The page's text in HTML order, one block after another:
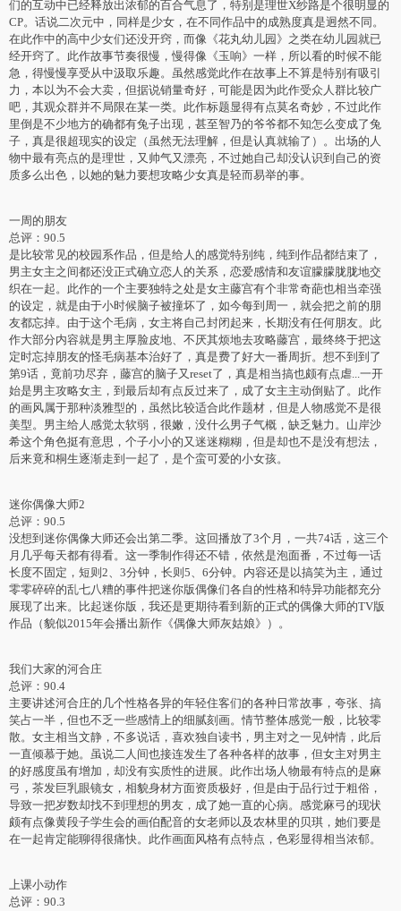
们的互动中已经释放出浓郁的百合气息了，特别是理世X纱路是个很明显的
CP。话说二次元中，同样是少女，在不同作品中的成熟度真是迥然不同。
在此作中的高中少女们还没开窍，而像《花丸幼儿园》之类在幼儿园就已
经开窍了。此作故事节奏很慢，慢得像《玉响》一样，所以看的时候不能
急，得慢慢享受从中汲取乐趣。虽然感觉此作在故事上不算是特别有吸引
力，本以为不会大卖，但据说销量奇好，可能是因为此作受众人群比较广
吧，其观众群并不局限在某一类。此作标题显得有点莫名奇妙，不过此作
里倒是不少地方的确都有兔子出现，甚至智乃的爷爷都不知怎么变成了兔
子，真是很超现实的设定（虽然无法理解，但是认真就输了）。出场的人
物中最有亮点的是理世，又帅气又漂亮，不过她自己却没认识到自己的资
质多么出色，以她的魅力要想攻略少女真是轻而易举的事。
一周的朋友
总评：90.5
是比较常见的校园系作品，但是给人的感觉特别纯，纯到作品都结束了，
男主女主之间都还没正式确立恋人的关系，恋爱感情和友谊朦朦胧胧地交
织在一起。此作的一个主要独特之处是女主藤宫有个非常奇葩也相当牵强
的设定，就是由于小时候脑子被撞坏了，如今每到周一，就会把之前的朋
友都忘掉。由于这个毛病，女主将自己封闭起来，长期没有任何朋友。此
作大部分内容就是男主厚脸皮地、不厌其烦地去攻略藤宫，最终终于把这
定时忘掉朋友的怪毛病基本治好了，真是费了好大一番周折。想不到到了
第9话，竟前功尽弃，藤宫的脑子又reset了，真是相当搞也颇有点虐...一开
始是男主攻略女主，到最后却有点反过来了，成了女主主动倒贴了。此作
的画风属于那种淡雅型的，虽然比较适合此作题材，但是人物感觉不是很
美型。男主给人感觉太软弱，很嫩，没什么男子气概，缺乏魅力。山岸沙
希这个角色挺有意思，个子小小的又迷迷糊糊，但是却也不是没有想法，
后来竟和桐生逐渐走到一起了，是个蛮可爱的小女孩。
迷你偶像大师2
总评：90.5
没想到迷你偶像大师还会出第二季。这回播放了3个月，一共74话，这三个
月几乎每天都有得看。这一季制作得还不错，依然是泡面番，不过每一话
长度不固定，短则2、3分钟，长则5、6分钟。内容还是以搞笑为主，通过
零零碎碎的乱七八糟的事件把迷你版偶像们各自的性格和特异功能都充分
展现了出来。比起迷你版，我还是更期待看到新的正式的偶像大师的TV版
作品（貌似2015年会播出新作《偶像大师灰姑娘》）。
我们大家的河合庄
总评：90.4
主要讲述河合庄的几个性格各异的年轻住客们的各种日常故事，夸张、搞
笑占一半，但也不乏一些感情上的细腻刻画。情节整体感觉一般，比较零
散。女主相当文静，不多说话，喜欢独自读书，男主对之一见钟情，此后
一直倾慕于她。虽说二人间也接连发生了各种各样的故事，但女主对男主
的好感度虽有增加，却没有实质性的进展。此作出场人物最有特点的是麻
弓，茶发巨乳眼镜女，相貌身材方面资质极好，但是由于品行过于粗俗，
导致一把岁数却找不到理想的男友，成了她一直的心病。感觉麻弓的现状
颇有点像黄段子学生会的画伯配音的女老师以及农林里的贝琪，她们要是
在一起肯定能聊得很痛快。此作画面风格有点特点，色彩显得相当浓郁。
上课小动作
总评：90.3